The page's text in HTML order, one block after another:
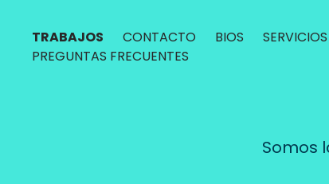
TRABAJOS CONTACTO BIOS
SERVICIOS
PREGUNTAS FRECUENTES
Somos